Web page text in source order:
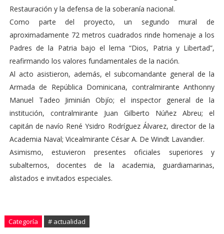
Restauración y la defensa de la soberanía nacional.
Como parte del proyecto, un segundo mural de
aproximadamente 72 metros cuadrados rinde homenaje a los
Padres de la Patria bajo el lema “Dios, Patria y Libertad”,
reafirmando los valores fundamentales de la nación.
Al acto asistieron, además, el subcomandante general de la
Armada de República Dominicana, contralmirante Anthonny
Manuel Tadeo Jiminián Objío; el inspector general de la
institución, contralmirante Juan Gilberto Núñez Abreu; el
capitán de navío René Ysidro Rodríguez Álvarez, director de la
Academia Naval; Vicealmirante César A. De Windt Lavandier.
Asimismo, estuvieron presentes oficiales superiores y
subalternos, docentes de la academia, guardiamarinas,
alistados e invitados especiales.
Categoría # actualidad